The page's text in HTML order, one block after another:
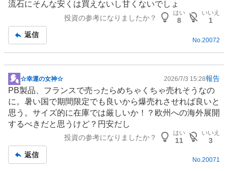
板
流石にそんな安くは買えないし甘くないでしょ
投資の参考になりましたか？
はい
8
いいえ
1
返信
No. 20072
掲
示
板
記
事
☆幸運の女神☆ 2026/7/3 15:28報告
PB製品、フランスで売ったらめちゃくちゃ売れそうなの
に。暑い国で期間限定でも良いから爆売れさせれば良いと
思う。サイズ的に在庫では厳しいか！？ 欧州への海外展開
するべきだと思うけど？円安だし
投資の参考になりましたか？
はい
11
いいえ
3
返信
No.20071